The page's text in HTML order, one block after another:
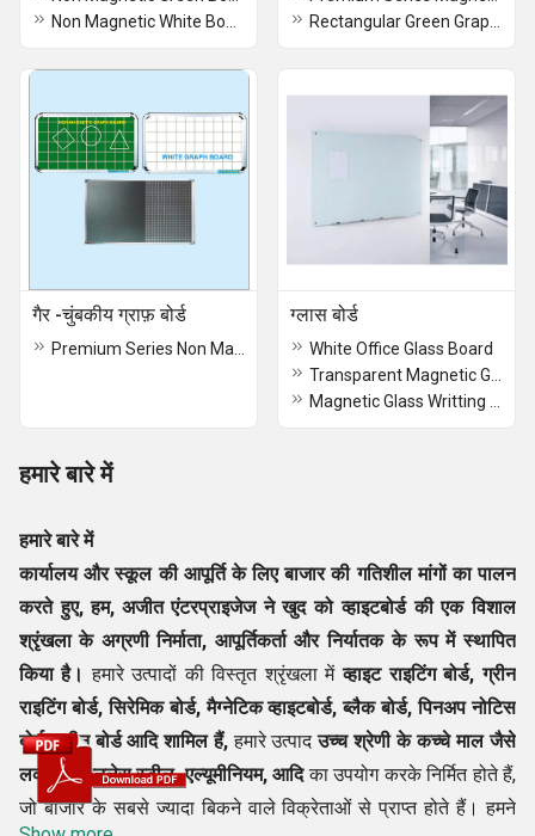
गैर -चुंबकीय ग्राफ़ बोर्ड ग्लास बोर्ड
White Office Glass Board
हमारे बारे में
हमारे बारे में
कार्यालय और स्कूल की आपूर्ति के लिए बाजार की गतिशील मांगों का पालन
करते हुए, हम, अजीत एंटरप्राइजेजने खुद को व्हाइटबोर्ड की एक विशाल
श्रृंखला के अग्रणीनिर्माता, आपूर्तिकर्ता और निर्यातकके रूप में स्थापित
किया है। हमारे उत्पादों की विस्तृत श्रृंखला मेंव्हाइट राइटिंग बोर्ड, ग्रीन
राइटिंग बोर्ड, सिरेमिक बोर्ड, मैग्नेटिक व्हाइटबोर्ड, ब्लैक बोर्ड, पिनअप नोटिस
बोर्ड, ग्रीन बोर्ड आदि शामिल हैं, हमारे उत्पादउच्च श्रेणी के कच्चे माल जैसे
लकड़ी, स्टेनलेस स्टील, एल्यूमीनियम, आदिका उपयोग करके निर्मित होते हैं,
जो बाजार के सबसे ज्यादा बिकने वाले विक्रेताओं से प्राप्त होते हैं। हमने